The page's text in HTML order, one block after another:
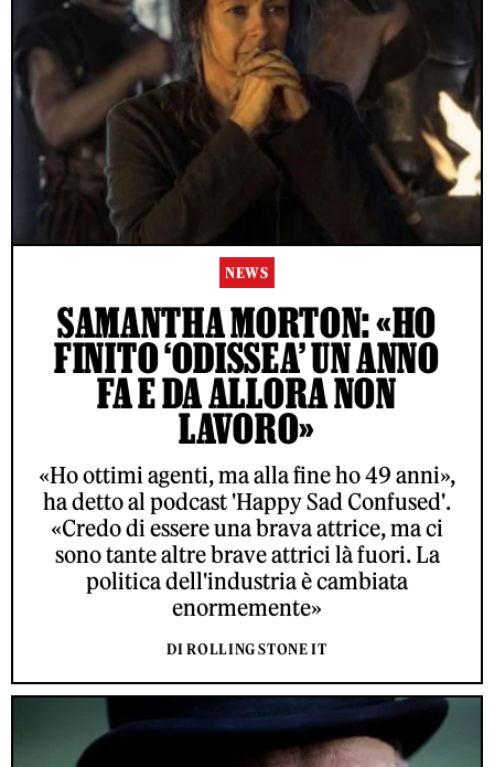
NEWS
SAMANTHA MORTON: «HO
FINITO ‘ODISSEA’ UN ANNO
FA E DA ALLORA NON
LAVORO»
«Ho ottimi agenti, ma alla fine ho 49 anni»,
ha detto al podcast 'Happy Sad Confused'.
«Credo di essere una brava attrice, ma ci
sono tante altre brave attrici là fuori. La
politica dell'industria è cambiata
enormemente»
DI ROLLING STONE IT